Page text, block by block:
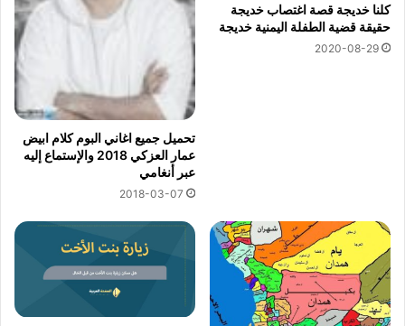
كلنا خديجة قصة اغتصاب خديجة
حقيقة قضية الطفلة اليمنية خديجة
2020-08-29
تحميل جميع اغاني البوم كلام ابيض
عمار العزكي 2018 والإستماع إليه
عبر أنغامي
2018-03-07